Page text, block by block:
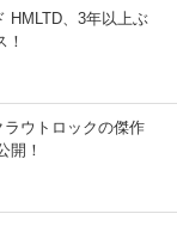
HMLTD、3年以上ぶ
！
ウトロックの傑作
開！